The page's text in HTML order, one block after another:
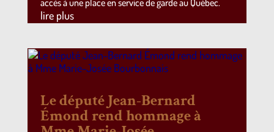
lire plus
Le député Jean-Bernard
Émond rend hommage à